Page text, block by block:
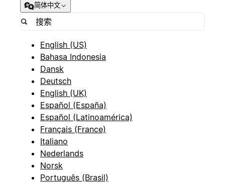
简体中文
English (US)
Bahasa Indonesia
Dansk
Deutsch
English (UK)
Español (España)
Español (Latinoamérica)
Français (France)
Italiano
Nederlands
Norsk
Português (Brasil)